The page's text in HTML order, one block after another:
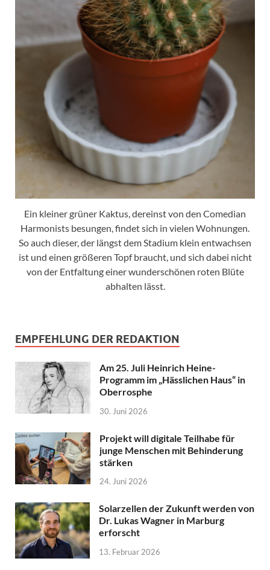
Ein kleiner grüner Kaktus, dereinst von den Comedian
Harmonists besungen, findet sich in vielen Wohnungen.
So auch dieser, der längst dem Stadium klein entwachsen
ist und einen größeren Topf braucht, und sich dabei nicht
von der Entfaltung einer wunderschönen roten Blüte
abhalten lässt.
EMPFEHLUNG DER REDAKTION
Am 25. Juli Heinrich Heine-
Programm im „Hässlichen Haus“ in
Oberrosphe
30. Juni 2026
Projekt will digitale Teilhabe für
junge Menschen mit Behinderung
stärken
24. Juni 2026
Solarzellen der Zukunft werden von
Dr. Lukas Wagner in Marburg
erforscht
13. Februar 2026